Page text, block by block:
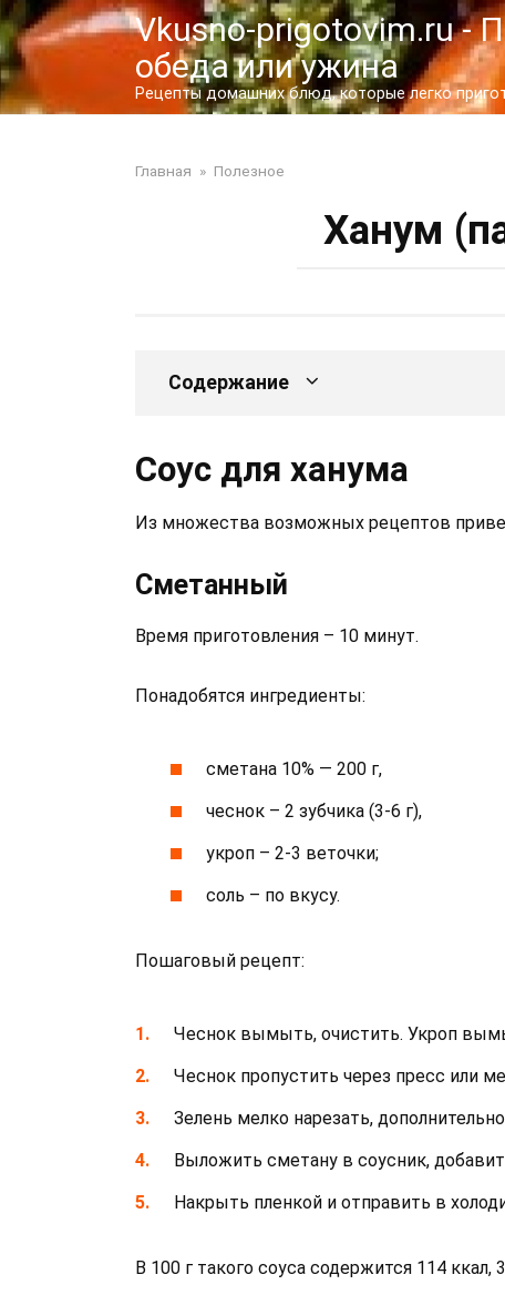
Перейти
к
контенту
Vkusno-prigotovim.ru -
обеда или ужина
Рецепты домашних блюд, которые легко
Главная » Полезное
Ханум
Содержание
Соус для ханума
Из множества возможных рецептов
Сметанный
Время приготовления – 10 минут.
Понадобятся ингредиенты:
сметана 10% — 200 г,
чеснок – 2 зубчика (3-6 г),
укроп – 2-3 веточки;
соль – по вкусу.
Пошаговый рецепт:
Чеснок вымыть, очистить. Укроп
Чеснок пропустить через пресс или
Зелень мелко нарезать,
Выложить сметану в соусник,
Накрыть пленкой и отправить в
В 100 г такого соуса содержится 114 ккал,